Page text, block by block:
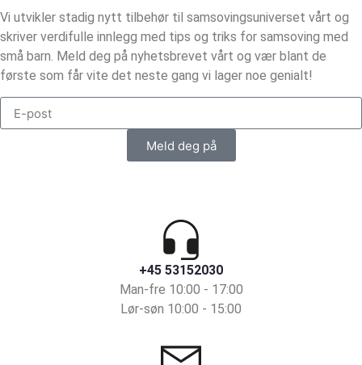
Vi utvikler stadig nytt tilbehør til samsovingsuniverset vårt og
skriver verdifulle innlegg med tips og triks for samsoving med
små barn. Meld deg på nyhetsbrevet vårt og vær blant de
første som får vite det neste gang vi lager noe genialt!
Meld deg på
+45 53152030
Man-fre 10:00 - 17:00
Lør-søn 10:00 - 15:00